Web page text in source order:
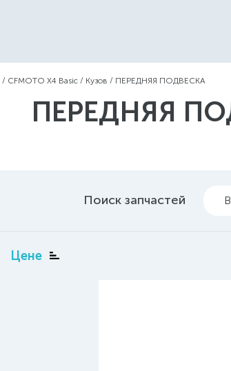
/ CFMOTO X4 Basic / Кузов / ПЕРЕДНЯЯ ПОДВЕСКА
ПЕРЕДНЯЯ
Поиск запчастей
Цене